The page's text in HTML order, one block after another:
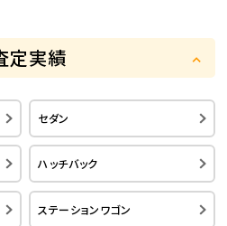
定実績
セダン
ハッチバック
ステーションワゴン